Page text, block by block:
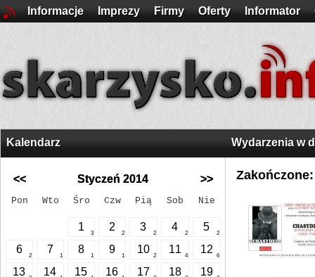
Informacje Imprezy Firmy Oferty Informator
Kalendarz
<< Styczeń 2014 >>
Pon Wto Śro Czw Pią Sob Nie
1
3
2
2
3
2
4
2
5
2
6
2
7
1
8
1
9
1
10
2
11
4
12
6
13 14 15 16 17 18 19
Wydarzenia w
Zakończone: